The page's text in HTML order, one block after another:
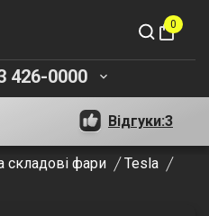
shopping_bag
0
426-0000 keyboard_arrow_down
Відгуки:3
складові фари
Tesla